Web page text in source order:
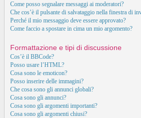
Come posso segnalare messaggi ai moderatori?
Che cos’è il pulsante di salvataggio nella finestra di
Perché il mio messaggio deve essere approvato?
Come faccio a spostare in cima un mio argomento?
Formattazione e tipi di discussione
Cos’è il BBCode?
Posso usare l’HTML?
Cosa sono le emoticon?
Posso inserire delle immagini?
Che cosa sono gli annunci globali?
Cosa sono gli annunci?
Cosa sono gli argomenti importanti?
Cosa sono gli argomenti chiusi?